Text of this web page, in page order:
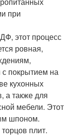
при
этот процесс
ровная,
покрытием на
кухонных
а также для
мебели. Этот
шпоном.
плит.